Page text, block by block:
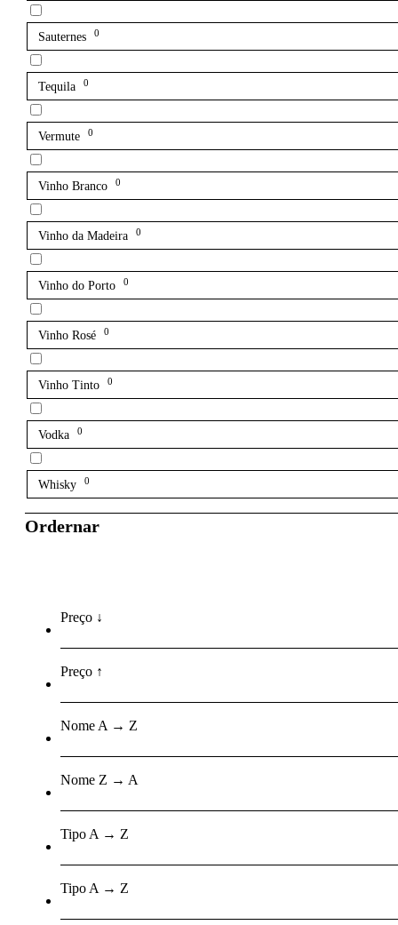
Sauternes 0
Tequila 0
Vermute 0
Vinho Branco 0
Vinho da Madeira 0
Vinho do Porto 0
Vinho Rosé 0
Vinho Tinto 0
Vodka 0
Whisky 0
Ordernar
Preço ↓
Preço ↑
Nome A → Z
Nome Z → A
Tipo A → Z
Tipo A → Z